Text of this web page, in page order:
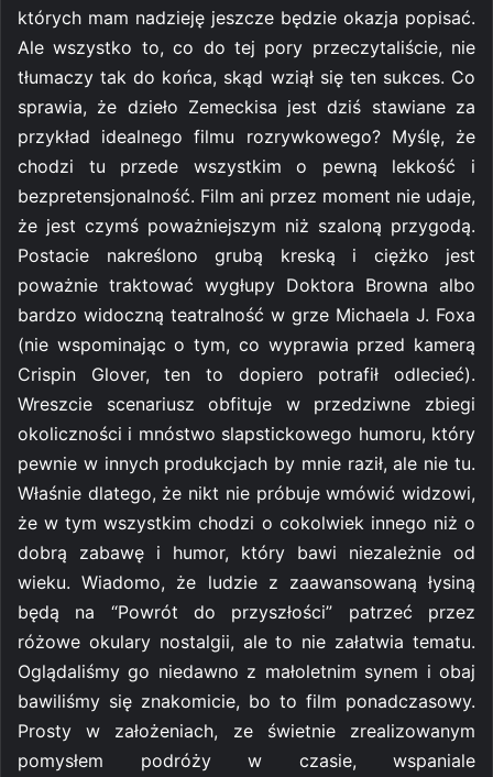
których mam nadzieję jeszcze będzie okazja popisać.
Ale wszystko to, co do tej pory przeczytaliście, nie
tłumaczy tak do końca, skąd wziął się ten sukces. Co
sprawia, że dzieło Zemeckisa jest dziś stawiane za
przykład idealnego filmu rozrywkowego? Myślę, że
chodzi tu przede wszystkim o pewną lekkość i
bezpretensjonalność. Film ani przez moment nie udaje,
że jest czymś poważniejszym niż szaloną przygodą.
Postacie nakreślono grubą kreską i ciężko jest
poważnie traktować wygłupy Doktora Browna albo
bardzo widoczną teatralność w grze Michaela J. Foxa
(nie wspominając o tym, co wyprawia przed kamerą
Crispin Glover, ten to dopiero potrafił odlecieć).
Wreszcie scenariusz obfituje w przedziwne zbiegi
okoliczności i mnóstwo slapstickowego humoru, który
pewnie w innych produkcjach by mnie raził, ale nie tu.
Właśnie dlatego, że nikt nie próbuje wmówić widzowi,
że w tym wszystkim chodzi o cokolwiek innego niż o
dobrą zabawę i humor, który bawi niezależnie od
wieku. Wiadomo, że ludzie z zaawansowaną łysiną
będą na “Powrót do przyszłości” patrzeć przez
różowe okulary nostalgii, ale to nie załatwia tematu.
Oglądaliśmy go niedawno z małoletnim synem i obaj
bawiliśmy się znakomicie, bo to film ponadczasowy.
Prosty w założeniach, ze świetnie zrealizowanym
pomysłem podróży w czasie, wspaniale